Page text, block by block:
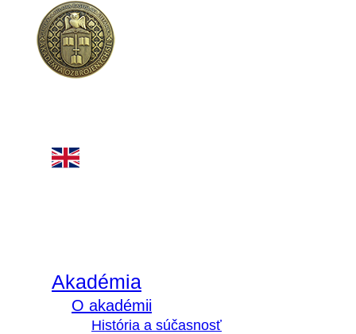
Akadémia
O akadémii
História a súčasnosť